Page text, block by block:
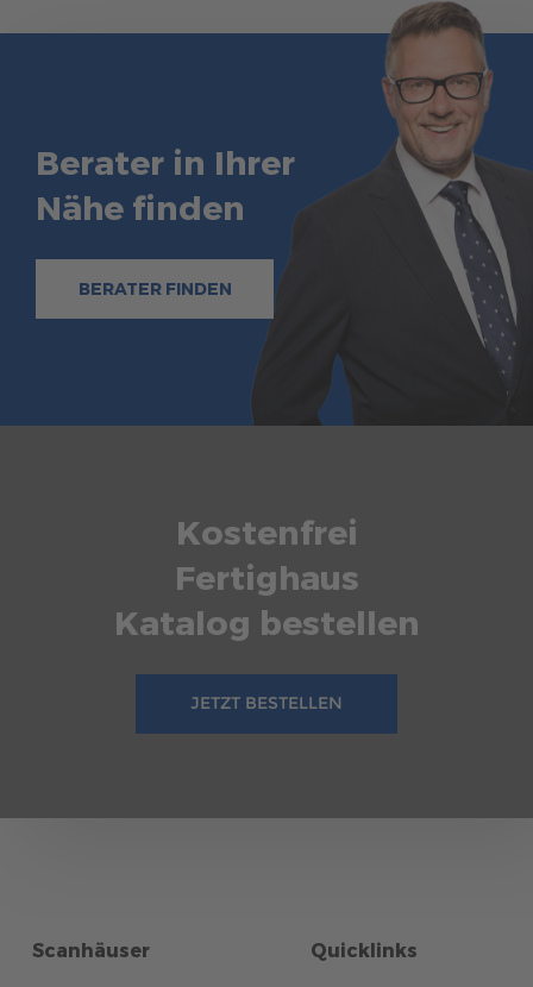
Berater in Ihrer
Nähe finden
BERATER FINDEN
Kostenfrei
Fertighaus
Katalog bestellen
JETZT BESTELLEN
Scanhäuser Quicklinks